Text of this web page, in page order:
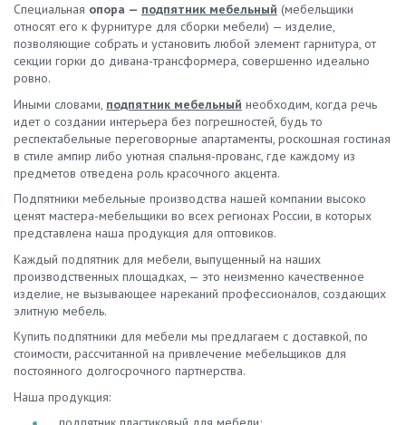
Специальная опора — подпятник мебельный (мебельщики
относят его к фурнитуре для сборки мебели) — изделие,
позволяющие собрать и установить любой элемент гарнитура, от
секции горки до дивана-трансформера, совершенно идеально
ровно.
Иными словами, подпятник мебельный необходим, когда речь
идет о создании интерьера без погрешностей, будь то
респектабельные переговорные апартаменты, роскошная гостиная
в стиле ампир либо уютная спальня-прованс, где каждому из
предметов отведена роль красочного акцента.
Подпятники мебельные производства нашей компании высоко
ценят мастера-мебельщики во всех регионах России, в которых
представлена наша продукция для оптовиков.
Каждый подпятник для мебели, выпущенный на наших
производственных площадках, — это неизменно качественное
изделие, не вызывающее нареканий профессионалов, создающих
элитную мебель.
Купить подпятники для мебели мы предлагаем с доставкой, по
стоимости, рассчитанной на привлечение мебельщиков для
постоянного долгосрочного партнерства.
Наша продукция: